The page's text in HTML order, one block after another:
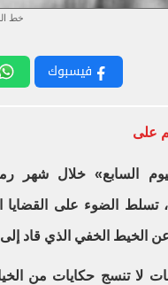
خط
فيسبوك
على
السابع» خلال
تسلط الضوء على
الخيط الخفي الذي قاد
لا تنسج حكايات من